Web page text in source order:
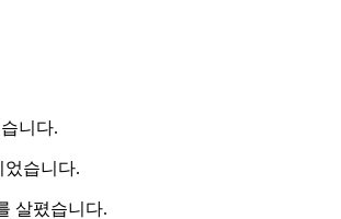
니다.
었습니다.
살폈습니다.